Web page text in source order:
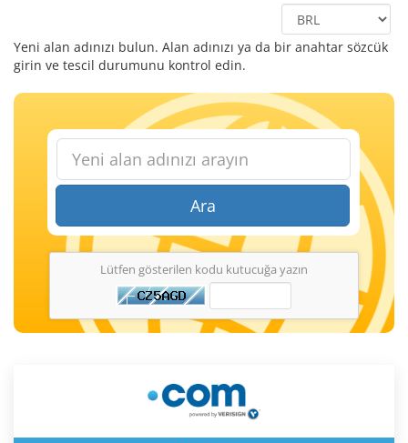
Yeni alan adınızı bulun. Alan adınızı ya da bir anahtar sözcük
girin ve tescil durumunu kontrol edin.
Ara
Lütfen gösterilen kodu kutucuğa yazın